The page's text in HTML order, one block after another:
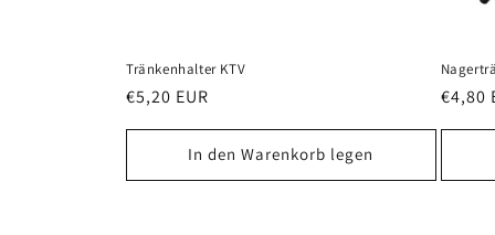
Tränkenhalter KTV
Normaler
€5,20 EUR
In den Warenkorb legen
€4,80